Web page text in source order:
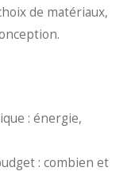
de matériaux,
: énergie,
: combien et